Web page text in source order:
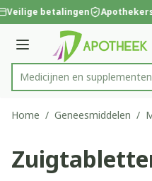
Ga naar de inhoud
1 van 1
Veilige betalingen
Menu
Product, merk,
Medicijnen en
Home / Geneesmiddelen /